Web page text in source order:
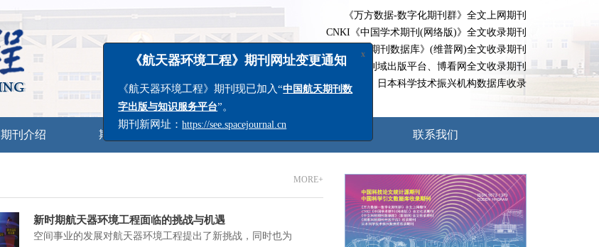
《万方数据-数字化期刊群》全文上网期刊
CNKI《中国学术期刊(网络版)》全文收录期刊
《中文科技期刊数据库》(维普网)全文收录期刊
超星期刊域出版平台、博看网全文收录期刊
日本科学技术振兴机构数据库收录
期刊介绍 期刊在线 联系我们
MORE+
新时期航天器环境工程面临的挑战与机遇
空间事业的发展对航天器环境工程提出了新挑战，同时也为
《航天器环境工程》期刊网址变更通知
《航天器环境工程》期刊现已加入“
字出版与知识服务平台”。
https://see.spacejournal.cn